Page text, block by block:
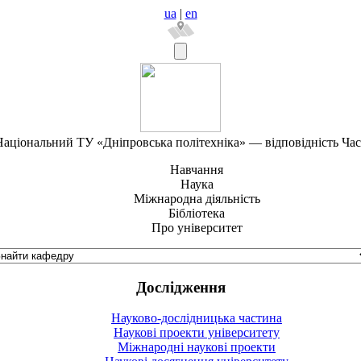
ua | en
ТУ «Дніпровська політехніка» — відповідність
Навчання
Наука
Міжнародна діяльність
Бібліотека
Про університет
Дослідження
Науково-дослідницька частина
Наукові проекти університету
Міжнародні наукові проекти